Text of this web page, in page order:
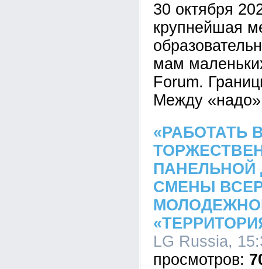
30 октября
крупнейшая
мам
Forum.
Между
«РАБОТАТЬ
ПАНЕЛЬНОЙ
СМЕНЫ
LG Russia,